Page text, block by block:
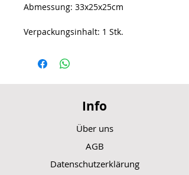
Abmessung: 33x25x25cm
Verpackungsinhalt: 1 Stk.
Info
Über uns
AGB
Datenschutzerklärung